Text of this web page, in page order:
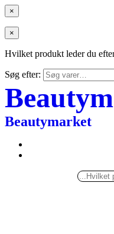
×
×
Hvilket produkt leder du
Søg efter:
Beautymarket